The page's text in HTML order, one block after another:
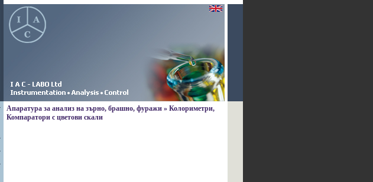
Апаратура за анализ на зърно, брашно, фуражи » Колориметри,
Компаратори с цветови скали